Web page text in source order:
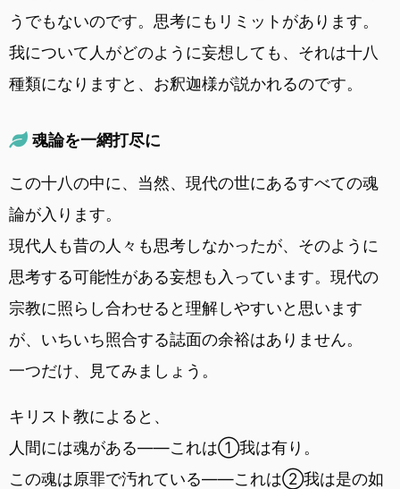
うでもないのです。思考にもリミットがあります。
我について人がどのように妄想しても、それは十八
種類になりますと、お釈迦様が説かれるのです。
魂論を一網打尽に
この十八の中に、当然、現代の世にあるすべての魂
論が入ります。
現代人も昔の人々も思考しなかったが、そのように
思考する可能性がある妄想も入っています。現代の
宗教に照らし合わせると理解しやすいと思います
が、いちいち照合する誌面の余裕はありません。
一つだけ、見てみましょう。
キリスト教によると、
人間には魂がある――これは①我は有り。
この魂は原罪で汚れている――これは②我は是の如